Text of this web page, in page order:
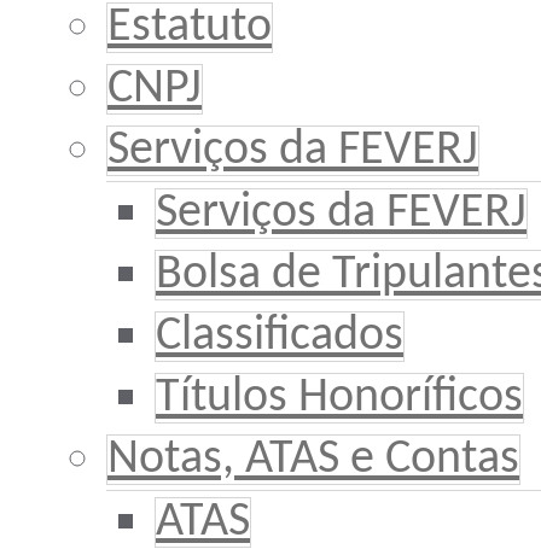
Estatuto
CNPJ
Serviços da FEVERJ
Serviços da FEVERJ
Bolsa de
Classificados
Títulos Honoríficos
Notas, ATAS e Contas
ATAS